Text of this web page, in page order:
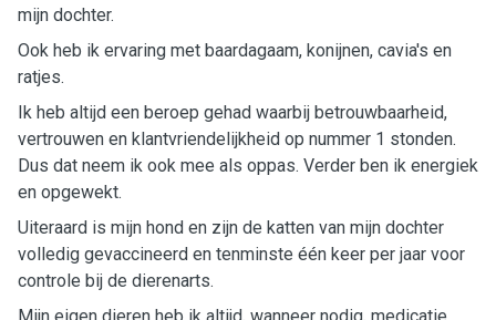
mijn dochter.
Ook heb ik ervaring met baardagaam, konijnen, cavia's en
ratjes.
Ik heb altijd een beroep gehad waarbij betrouwbaarheid,
vertrouwen en klantvriendelijkheid op nummer 1 stonden.
Dus dat neem ik ook mee als oppas. Verder ben ik energiek
en opgewekt.
Uiteraard is mijn hond en zijn de katten van mijn dochter
volledig gevaccineerd en tenminste één keer per jaar voor
controle bij de dierenarts.